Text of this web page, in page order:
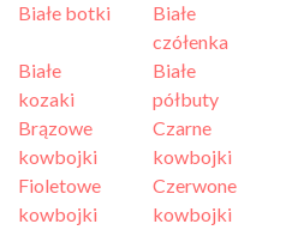
Białe botki
Białe
czółenka
Białe
kozaki
Białe
półbuty
Brązowe
kowbojki
Czarne
kowbojki
Fioletowe
kowbojki
Czerwone
kowbojki